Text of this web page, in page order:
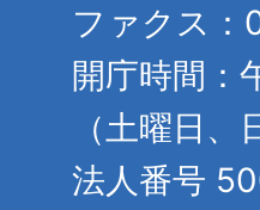
ファクス
開庁時間：
（土曜日
法人番号